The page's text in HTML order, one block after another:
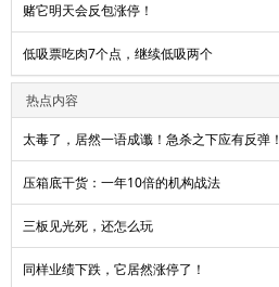
赌它明天会反包涨停！
低吸票吃肉7个点，继续低吸两个
热点内容
太毒了，居然一语成谶！急杀之下应有反弹！
压箱底干货：一年10倍的机构战法
三板见光死，还怎么玩
同样业绩下跌，它居然涨停了！